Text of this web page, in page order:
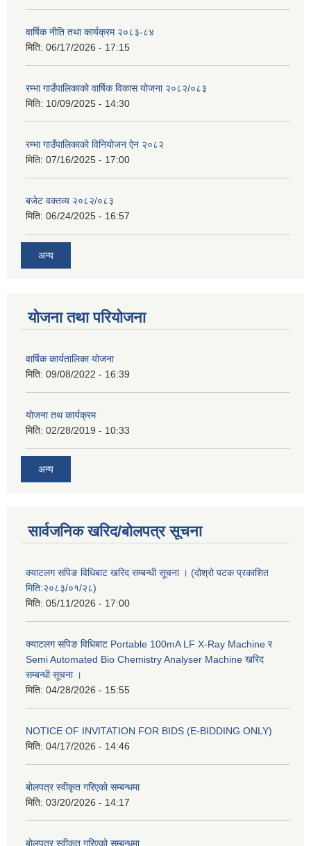
वार्षिक नीति तथा कार्यक्रम २०८३-८४
मिति: 06/17/2026 - 17:15
रम्भा गाउँपालिकाको वार्षिक विकास योजना २०८२/०८३
मिति: 10/09/2025 - 14:30
रम्भा गाउँपालिकाको विनियोजन ऐन २०८२
मिति: 07/16/2025 - 17:00
बजेट वक्तव्य २०८२/०८३
मिति: 06/24/2025 - 16:57
अन्य
योजना तथा परियोजना
वार्षिक कार्यतालिका योजना
मिति: 09/08/2022 - 16:39
योजना तथ कार्यक्रम
मिति: 02/28/2019 - 10:33
अन्य
सार्वजनिक खरिद/बोलपत्र सूचना
क्याटलग सपिङ विधिबाट खरिद सम्बन्धी सूचना । (दोश्रो पटक प्रकाशित
मिति:२०८३/०१/२८)
मिति: 05/11/2026 - 17:00
क्याटलग सपिङ विधिबाट Portable 100mA LF X-Ray Machine र
Semi Automated Bio Chemistry Analyser Machine खरिद
सम्बन्धी सूचना ।
मिति: 04/28/2026 - 15:55
NOTICE OF INVITATION FOR BIDS (E-BIDDING ONLY)
मिति: 04/17/2026 - 14:46
बोलपत्र स्वीकृत गरिएको सम्बन्धमा
मिति: 03/20/2026 - 14:17
बोलपत्र स्वीकृत गरिएको सम्बन्धमा